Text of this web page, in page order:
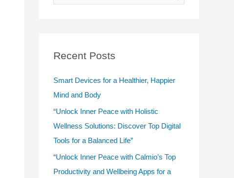
e
f
o
Recent Posts
Smart Devices for a Healthier, Happier
Mind and Body
“Unlock Inner Peace with Holistic
Wellness Solutions: Discover Top Digital
Tools for a Balanced Life”
“Unlock Inner Peace with Calmio’s Top
Productivity and Wellbeing Apps for a